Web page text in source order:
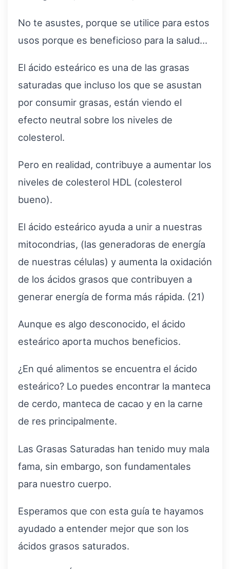
No te asustes, porque se utilice para estos
usos porque es beneficioso para la salud…
El ácido esteárico es una de las grasas
saturadas que incluso los que se asustan
por consumir grasas, están viendo el
efecto neutral sobre los niveles de
colesterol.
Pero en realidad, contribuye a aumentar los
niveles de colesterol HDL (colesterol
bueno).
El ácido esteárico ayuda a unir a nuestras
mitocondrias, (las generadoras de energía
de nuestras células) y aumenta la oxidación
de los ácidos grasos que contribuyen a
generar energía de forma más rápida. (21)
Aunque es algo desconocido, el ácido
esteárico aporta muchos beneficios.
¿En qué alimentos se encuentra el ácido
esteárico? Lo puedes encontrar la manteca
de cerdo, manteca de cacao y en la carne
de res principalmente.
Las Grasas Saturadas han tenido muy mala
fama, sin embargo, son fundamentales
para nuestro cuerpo.
Esperamos que con esta guía te hayamos
ayudado a entender mejor que son los
ácidos grasos saturados.